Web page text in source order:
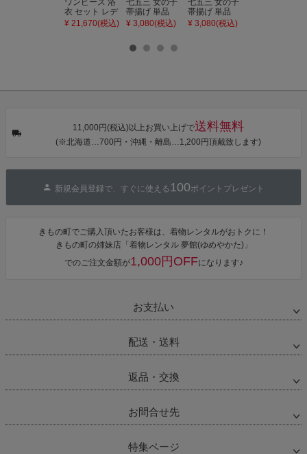
ワンピース 浴
衣 セット レデ
ィース 吸水速
タン・夜の葉
カシュクール
ワンピース 簡
単着付け 大人
¥ 21,670(税込)
七五三 女の子
帯揚げ 単品
「灰桃色」日
びあげ 和装 着
【メール便不
¥ 3,080(税込)
七五三 女の子
帯揚げ 単品
「若葉色」日
【メール便不
¥ 3,080(税込)
【メール便不
11,000円(税込)以上お買い上げで送料無料
(※北海道…700円・沖縄・離島…1,200円頂戴致します)
新規会員登録で、すぐに使える 100ポイントプレゼント
きもの町でご購入頂いたお客様は、着物レンタルがおトクに！
きもの町の姉妹店「着物レンタル 夢館(ゆめやかた)」
でのご注文金額が1,000円OFFになります♪
お支払い
配送・送料
返品・交換
お問合せ先
特集ページ